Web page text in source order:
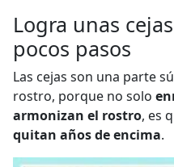
Logra unas
pocos pasos
Las cejas son una parte
rostro, porque no solo
armonizan el rostro, es
quitan años de encima.